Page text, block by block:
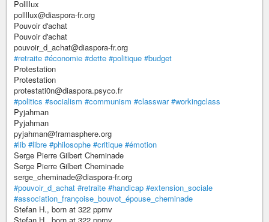
Pollllux
pollllux@diaspora-fr.org
Pouvoir d'achat
Pouvoir d'achat
pouvoir_d_achat@diaspora-fr.org
#retraite #économie #dette #politique #budget
Protestation
Protestation
protestati0n@diaspora.psyco.fr
#politics #socialism #communism #classwar #workingclass
Pyjahman
Pyjahman
pyjahman@framasphere.org
#lib #libre #philosophe #critique #émotion
Serge Pierre Gilbert Cheminade
Serge Pierre Gilbert Cheminade
serge_cheminade@diaspora-fr.org
#pouvoir_d_achat #retraite #handicap #extension_sociale
#association_françoise_bouvot_épouse_cheminade
Stefan H., born at 322 ppmv